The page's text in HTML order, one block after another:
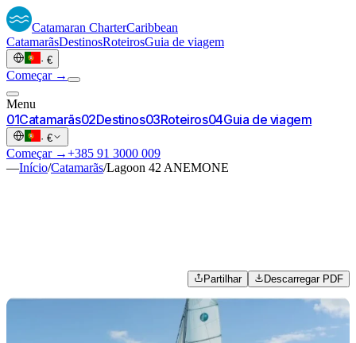
Catamaran CharterCaribbean
CatamarãsDestinosRoteirosGuia de viagem
· €
Começar →
Menu
01Catamarãs02Destinos03Roteiros04Guia de viagem
· €
Começar →+385 91 3000 009
—Início/Catamarãs/Lagoon 42 ANEMONE
Partilhar Descarregar PDF